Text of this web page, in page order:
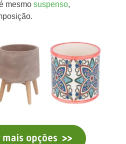
mesmosuspenso,